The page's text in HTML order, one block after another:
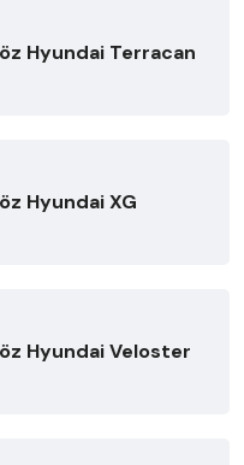
Hyundai Terracan
Hyundai XG
Hyundai Veloster